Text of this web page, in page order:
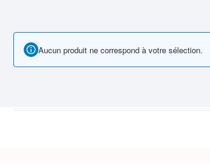
Aucun produit ne correspond à votre sélection.